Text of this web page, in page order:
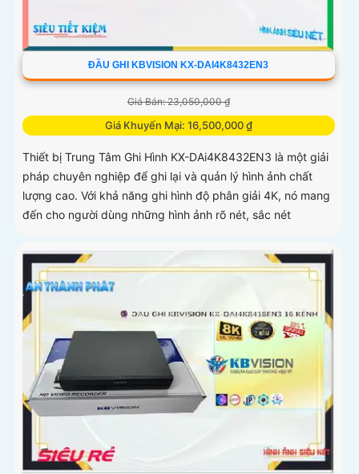
ĐẦU GHI KBVISION KX-DAI4K8432EN3
Giá Bán: 23,050,000 ₫
Giá Khuyến Mại: 16,500,000 ₫
Thiết bị Trung Tâm Ghi Hình KX-DAi4K8432EN3 là một giải
pháp chuyên nghiệp để ghi lại và quản lý hình ảnh chất
lượng cao. Với khả năng ghi hình độ phân giải 4K, nó mang
đến cho người dùng những hình ảnh rõ nét, sắc nét